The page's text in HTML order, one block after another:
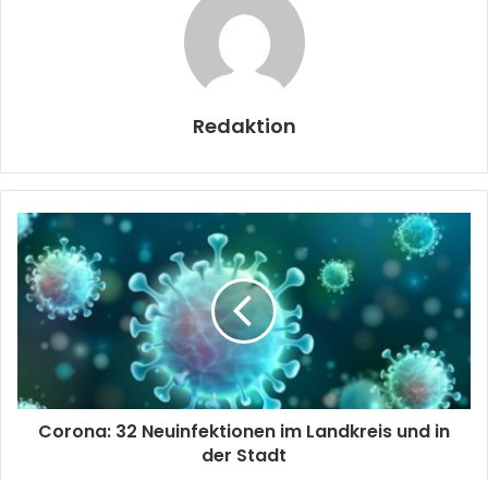
Redaktion
Corona: 32 Neuinfektionen im Landkreis und in
der Stadt